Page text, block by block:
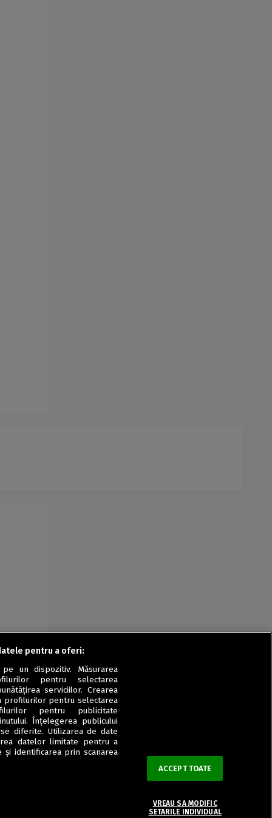
pentru a oferi:
un dispozitiv. Măsurarea
pentru selectarea
serviciilor. Crearea
profilurilor pentru selectarea
pentru publicitate
Înțelegerea publicului
diferite. Utilizarea de date
datelor limitate pentru a
și identificarea prin scanarea
ACCEPT TOATE
VREAU SA MODIFIC
SETARILE INDIVIDUAL